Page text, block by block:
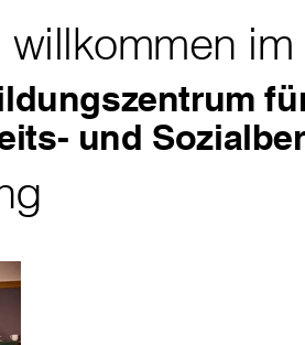
im
und